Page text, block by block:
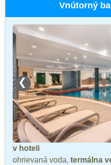
Vnútorný
❮
v hoteli
ohrievaná voda, termálna